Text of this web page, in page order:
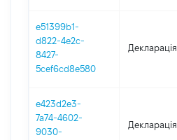
e51399b1-
d822-4e2c-
8427-
5cef6cd8e580
Декларація
e423d2e3-
7a74-4602-
9030-
Декларація